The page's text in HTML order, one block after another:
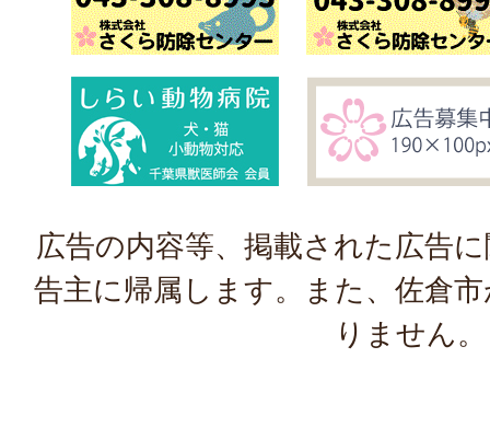
広告の内容等、掲載された広告
告主に帰属します。また、佐倉
りません。